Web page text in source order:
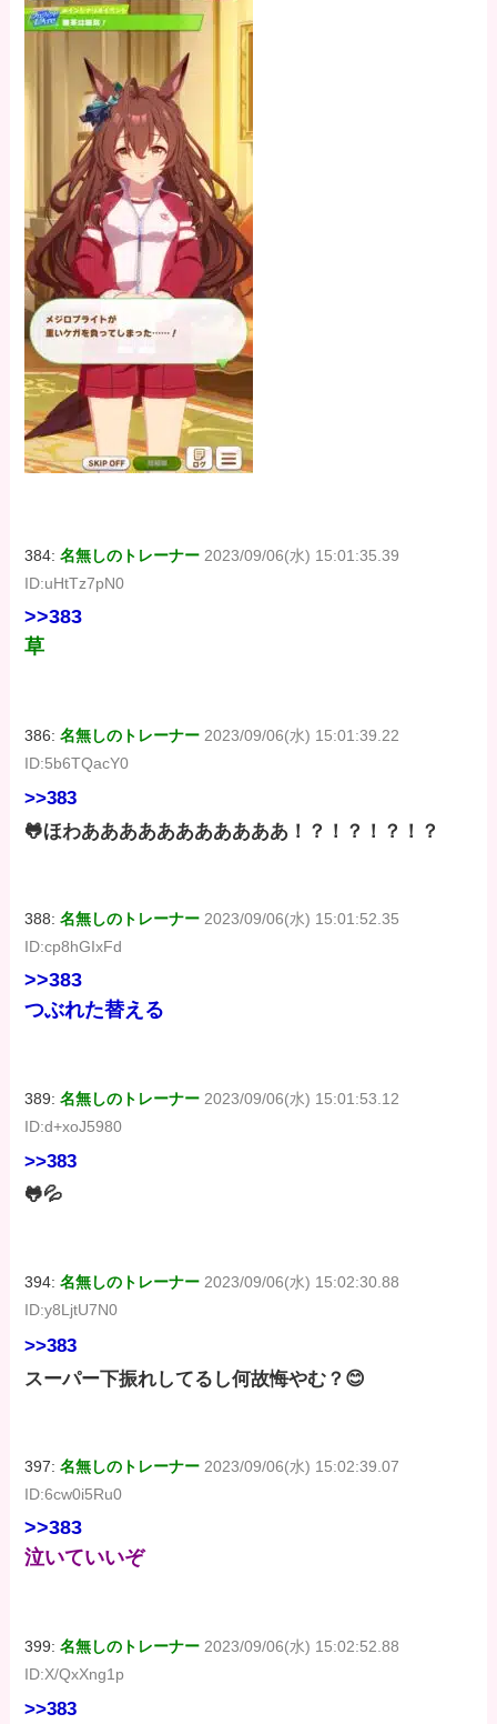
384:名無しのトレーナー 2023/09/06(水) 15:01:35.39
ID:uHtTz7pN0
>>383
草
386:名無しのトレーナー 2023/09/06(水) 15:01:39.22
ID:5b6TQacY0
>>383
🐸ほわあああああああああああ！？！？！？！？
388:名無しのトレーナー 2023/09/06(水) 15:01:52.35
ID:cp8hGIxFd
>>383
つぶれた替える
389:名無しのトレーナー 2023/09/06(水) 15:01:53.12
ID:d+xoJ5980
>>383
🐸💦
394:名無しのトレーナー 2023/09/06(水) 15:02:30.88
ID:y8LjtU7N0
>>383
スーパー下振れしてるし何故悔やむ？😊
397:名無しのトレーナー 2023/09/06(水) 15:02:39.07
ID:6cw0i5Ru0
>>383
泣いていいぞ
399:名無しのトレーナー 2023/09/06(水) 15:02:52.88
ID:X/QxXng1p
>>383